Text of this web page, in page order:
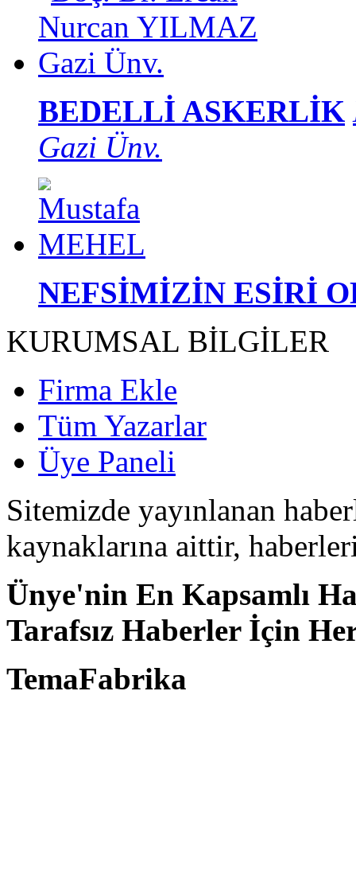
BEDELLİ ASKERLİK
Gazi Ünv.
NEFSİMİZİN ESİRİ
KURUMSAL BİLGİLER
Firma Ekle
Tüm Yazarlar
Üye Paneli
Sitemizde yayınlanan
kaynaklarına aittir,
Ünye'nin En Kapsamlı
Tarafsız Haberler İçin
TemaFabrika